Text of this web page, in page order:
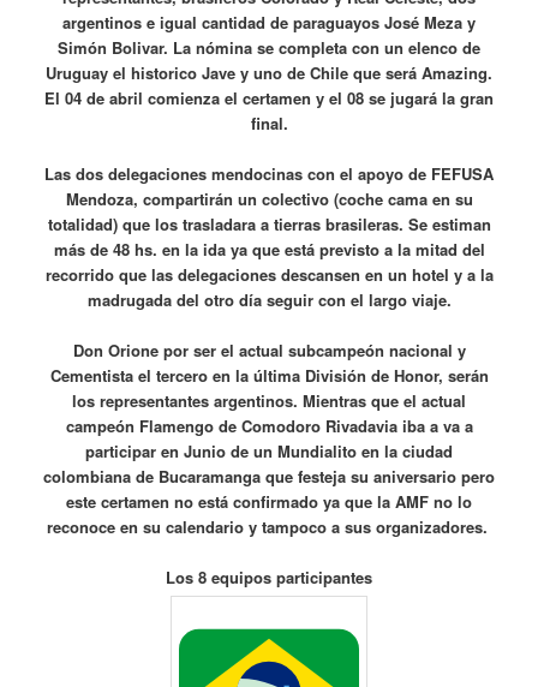
argentinos e igual cantidad de paraguayos José Meza y
Simón Bolivar. La nómina se completa con un elenco de
Uruguay el historico Jave y uno de Chile que será Amazing.
El 04 de abril comienza el certamen y el 08 se jugará la gran
final.
Las dos delegaciones mendocinas con el apoyo de FEFUSA
Mendoza, compartirán un colectivo (coche cama en su
totalidad) que los trasladara a tierras brasileras. Se estiman
más de 48 hs. en la ida ya que está previsto a la mitad del
recorrido que las delegaciones descansen en un hotel y a la
madrugada del otro día seguir con el largo viaje.
Don Orione por ser el actual subcampeón nacional y
Cementista el tercero en la última División de Honor, serán
los representantes argentinos. Mientras que el actual
campeón Flamengo de Comodoro Rivadavia iba a va a
participar en Junio de un Mundialito en la ciudad
colombiana de Bucaramanga que festeja su aniversario pero
este certamen no está confirmado ya que la AMF no lo
reconoce en su calendario y tampoco a sus organizadores.
Los 8 equipos participantes